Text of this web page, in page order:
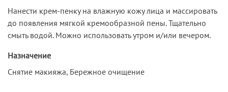
Нанести крем-пенку на влажную кожу лица и массировать
до появления мягкой кремообразной пены. Тщательно
смыть водой. Можно использовать утром и/или вечером.
Назначение
Снятие макияжа, Бережное очищение